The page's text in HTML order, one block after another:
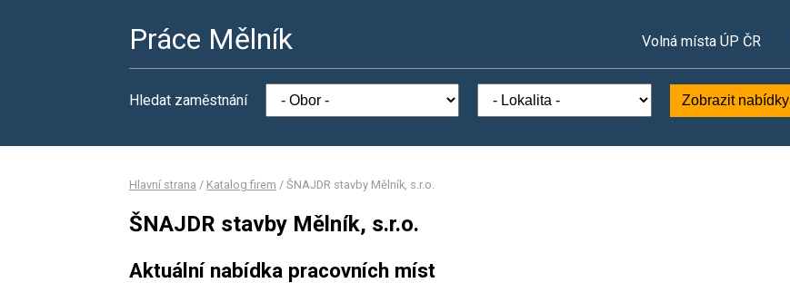
Práce Mělník Volná místa ÚP ČR
Hledat zaměstnání Zobrazit nabídky
Hlavní strana / Katalog firem / ŠNAJDR stavby Mělník, s.r.o.
ŠNAJDR stavby Mělník, s.r.o.
Aktuální nabídka pracovních míst